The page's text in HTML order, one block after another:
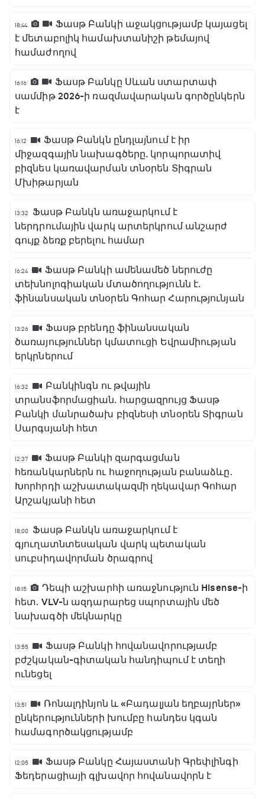
18:44
Ֆասթ Բանկի աջակցությամբ կայացել
է մետաբոլիկ համախտանիշի թեմայով
համաժողով
16:16
Ֆասթ Բանկը Սևան ստարտափ
սամմիթ 2026-ի ռազմավարական գործընկերն
է
16:12
Ֆասթ Բանկն ընդլայնում է իր
միջազգային նախագծերը․ կորպորատիվ
բիզնես կառավարման տնօրեն Տիգրան
Մխիթարյան
13:32
Ֆասթ Բանկն առաջարկում է
ներդրումային վարկ արտերկրում անշարժ
գույք ձեռք բերելու համար
16:24
Ֆասթ Բանկի ամենամեծ ներուժը
տեխնոլոգիական մտածողությունն է․
ֆինանսական տնօրեն Գոհար Հարությունյան
13:26
Ֆասթ բրենդը ֆինանսական
ծառայություններ կմատուցի Եվրամիության
երկրներում
16:32
Բանկինգն ու թվային
տրանսֆորմացիան․ հարցազրույց Ֆասթ
Բանկի մանրածախ բիզնեսի տնօրեն Տիգրան
Սարգսյանի հետ
12:37
Ֆասթ Բանկի զարգացման
հեռանկարներն ու հաջողության բանաձևը․
Խորհրդի աշխատակազմի ղեկավար Գոհար
Արշակյանի հետ
18:00
Ֆասթ Բանկն առաջարկում է
գյուղատնտեսական վարկ պետական
սուբսիդավորման ծրագրով
18:15
Դեպի աշխարհի առաջնություն Hisense-ի
հետ․ VLV-ն ազդարարեց սպորտային մեծ
նախագծի մեկնարկը
13:55
Ֆասթ Բանկի հովանավորությամբ
բժշկական-գիտական հանդիպում է տեղի
ունեցել
13:51
Ռոնալդինյոն և «Բադալյան եղբայրներ»
ընկերությունների խումբը հանդես կգան
համագործակցությամբ
12:05
Ֆասթ Բանկը Հայաստանի Գրեփլինգի
Ֆեդերացիայի գլխավոր հովանավորն է